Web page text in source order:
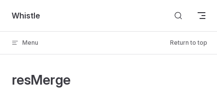
Skip to content
Whistle
Menu Return to top
resMerge